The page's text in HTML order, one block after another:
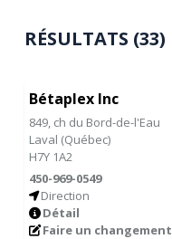
RÉSULTATS (33)
Bétaplex Inc
849, ch du Bord-de-l'Eau
Laval (Québec)
H7Y 1A2
450-969-0549
Direction
Détail
Faire un changement